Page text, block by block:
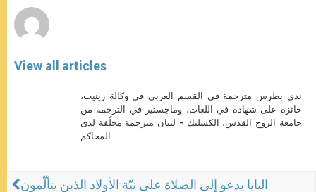
View all articles
ندى بطرس مترجمة في القسم العربي في وكالة زينيت،
حائزة على شهادة في اللغات، وماجستير في الترجمة من
جامعة الروح القدس، الكسليك - لبنان مترجمة محلّفة لدى
المحاكم
البابا يدعو إلى الصلاة على نيّة الأولاد الذين يتألّمون